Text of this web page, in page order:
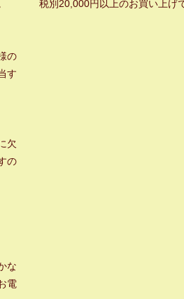
の
す
欠
の
な
電
税別20,000円以上のお買い上げ